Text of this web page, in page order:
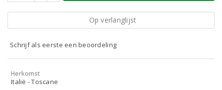
Op verlanglijst
Schrijf als eerste een beoordeling
Herkomst
Italië - Toscane